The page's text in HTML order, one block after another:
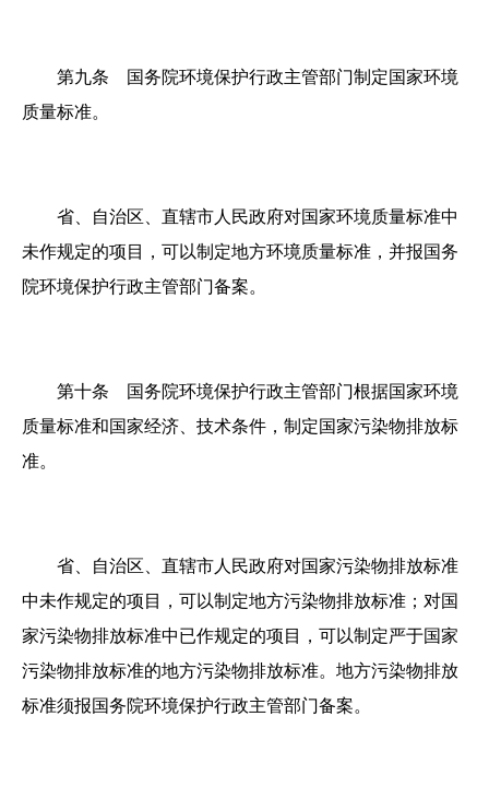
第九条 国务院环境保护行政主管部门制定国家环境
质量标准。
省、自治区、直辖市人民政府对国家环境质量标准中
未作规定的项目，可以制定地方环境质量标准，并报国务
院环境保护行政主管部门备案。
第十条 国务院环境保护行政主管部门根据国家环境
质量标准和国家经济、技术条件，制定国家污染物排放标
准。
省、自治区、直辖市人民政府对国家污染物排放标准
中未作规定的项目，可以制定地方污染物排放标准；对国
家污染物排放标准中已作规定的项目，可以制定严于国家
污染物排放标准的地方污染物排放标准。地方污染物排放
标准须报国务院环境保护行政主管部门备案。